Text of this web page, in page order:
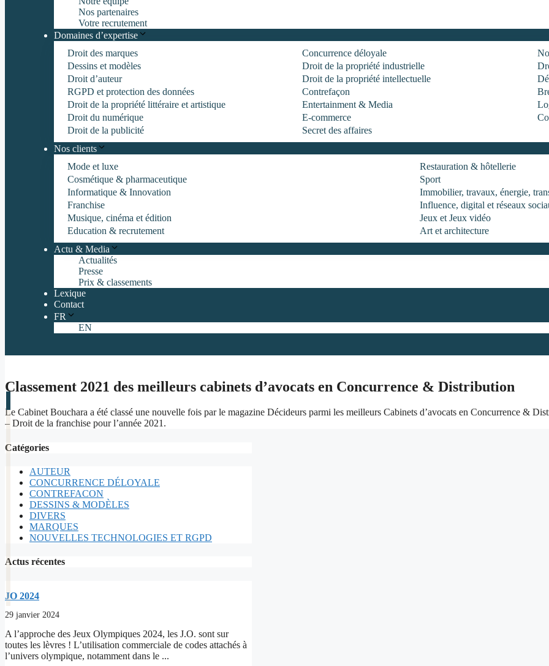
Nos partenaires
Votre recrutement
Domaines d’expertise
Droit des marques
Dessins et modèles
Droit d’auteur
RGPD et protection des données
Droit de la propriété littéraire et artistique
Droit du numérique
Droit de la publicité
Concurrence déloyale
Droit de la propriété industrielle
Droit de la propriété intellectuelle
Contrefaçon
Entertainment & Media
E-commerce
Secret des affaires
Nos clients
Mode et luxe
Cosmétique & pharmaceutique
Informatique & Innovation
Franchise
Musique, cinéma et édition
Education & recrutement
Restauration & hôtellerie
Sport
Immobilier, travaux, énergie,
Influence, digital et réseaux
Jeux et Jeux vidéo
Art et architecture
Actu & Media
Actualités
Presse
Prix & classements
Lexique
Contact
FR
EN
Classement 2021 des meilleurs cabinets d’avocats en Concurrence & Distribution
Le Cabinet Bouchara a été classé une nouvelle fois par le magazine Décideurs parmi les meilleurs Cabinets d’avocats en Concurrence &
– Droit de la franchise pour l’année 2021.
Catégories
AUTEUR
CONCURRENCE DÉLOYALE
CONTREFACON
DESSINS & MODÈLES
DIVERS
MARQUES
NOUVELLES TECHNOLOGIES ET RGPD
Actus récentes
JO 2024
29 janvier 2024
A l’approche des Jeux Olympiques 2024, les J.O. sont sur
toutes les lèvres ! L’utilisation commerciale de codes attachés à
l’univers olympique, notamment dans le ...